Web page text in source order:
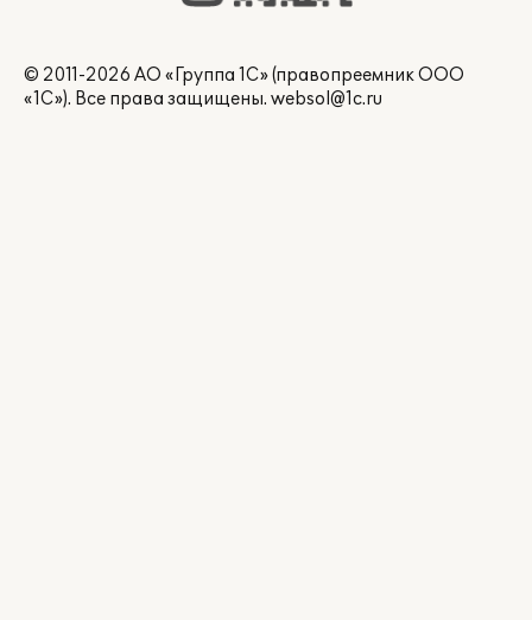
© 2011-2026 АО «Группа 1С» (правопреемник ООО
«1С»). Все права защищены. websol@1c.ru